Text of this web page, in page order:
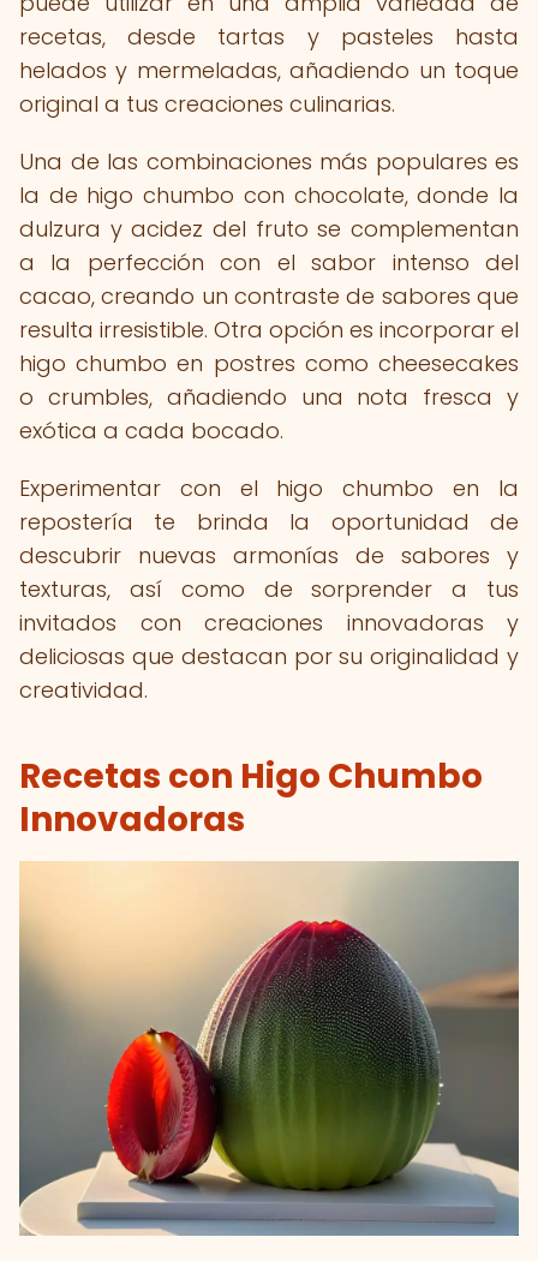
recetas, desde tartas y pasteles hasta
helados y mermeladas, añadiendo un toque
original a tus creaciones culinarias.
Una de las combinaciones más populares es
la de higo chumbo con chocolate, donde la
dulzura y acidez del fruto se complementan
a la perfección con el sabor intenso del
cacao, creando un contraste de sabores que
resulta irresistible. Otra opción es incorporar el
higo chumbo en postres como cheesecakes
o crumbles, añadiendo una nota fresca y
exótica a cada bocado.
Experimentar con el higo chumbo en la
repostería te brinda la oportunidad de
descubrir nuevas armonías de sabores y
texturas, así como de sorprender a tus
invitados con creaciones innovadoras y
deliciosas que destacan por su originalidad y
creatividad.
Recetas con Higo Chumbo
Innovadoras